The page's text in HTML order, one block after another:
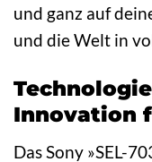
und ganz auf
und die Welt in
Innovation
Das Sony »SEL-